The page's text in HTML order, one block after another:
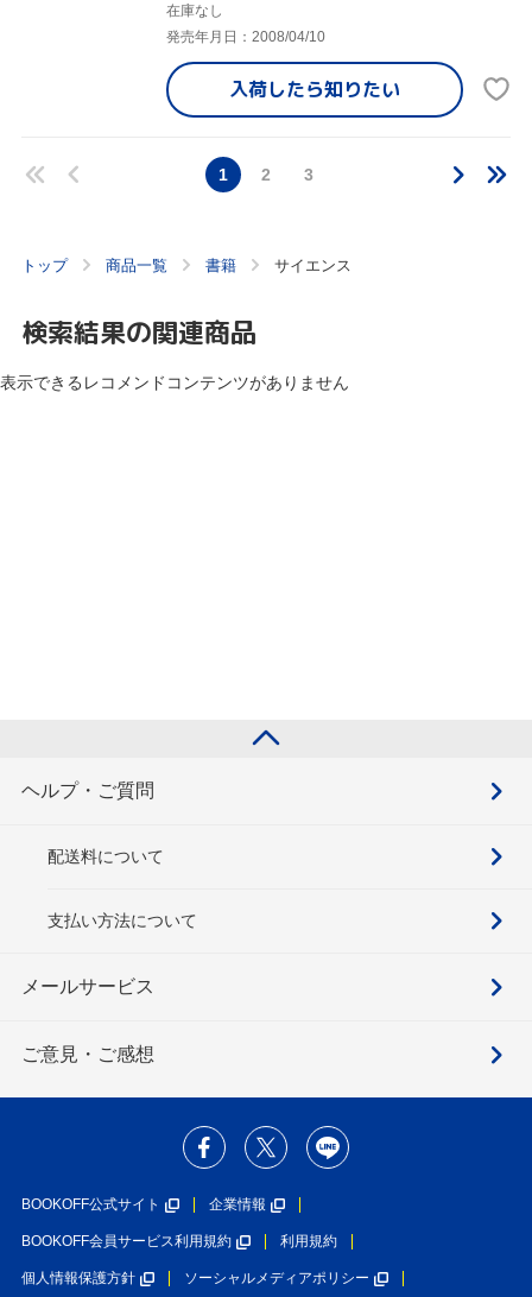
在庫なし
発売年月日：2008/04/10
入荷したら知りたい
1 2 3
トップ 商品一覧 書籍 サイエンス
検索結果の関連商品
表示できるレコメンドコンテンツがありません
ヘルプ・ご質問
配送料について
支払い方法について
メールサービス
ご意見・ご感想
BOOKOFF公式サイト 企業情報
BOOKOFF会員サービス利用規約 利用規約
個人情報保護方針 ソーシャルメディアポリシー